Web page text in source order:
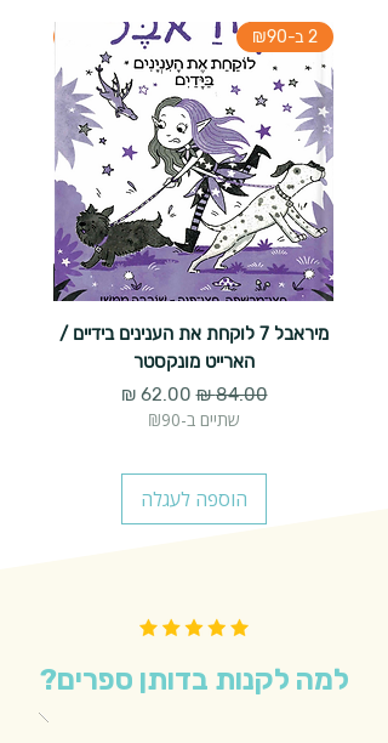
2 ב-₪90
מיראבל 7 לוקחת את הענינים בידיים /
הארייט מונקסטר
מחיר רגיל‏84.00 ‏₪ מחיר מבצע
שתיים ב-₪90
הוספה לעגלה
למה לקנות בדותן ספרים?